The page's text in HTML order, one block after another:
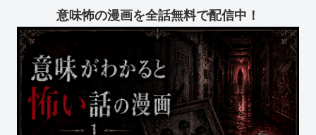
意味怖の漫画を全話無料で配信中！